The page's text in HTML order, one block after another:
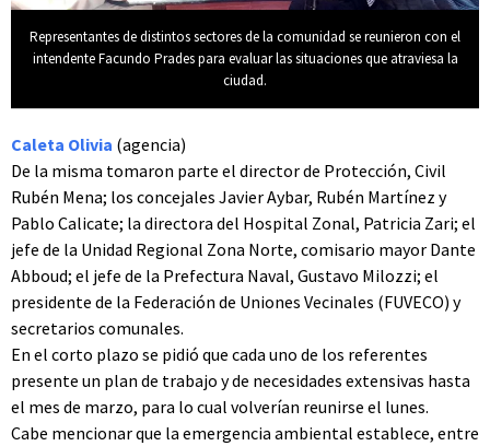
Representantes de distintos sectores de la comunidad se reunieron con el
intendente Facundo Prades para evaluar las situaciones que atraviesa la
ciudad.
Caleta Olivia (agencia)
De la misma tomaron parte el director de Protección, Civil
Rubén Mena; los concejales Javier Aybar, Rubén Martínez y
Pablo Calicate; la directora del Hospital Zonal, Patricia Zari; el
jefe de la Unidad Regional Zona Norte, comisario mayor Dante
Abboud; el jefe de la Prefectura Naval, Gustavo Milozzi; el
presidente de la Federación de Uniones Vecinales (FUVECO) y
secretarios comunales.
En el corto plazo se pidió que cada uno de los referentes
presente un plan de trabajo y de necesidades extensivas hasta
el mes de marzo, para lo cual volverían reunirse el lunes.
Cabe mencionar que la emergencia ambiental establece, entre